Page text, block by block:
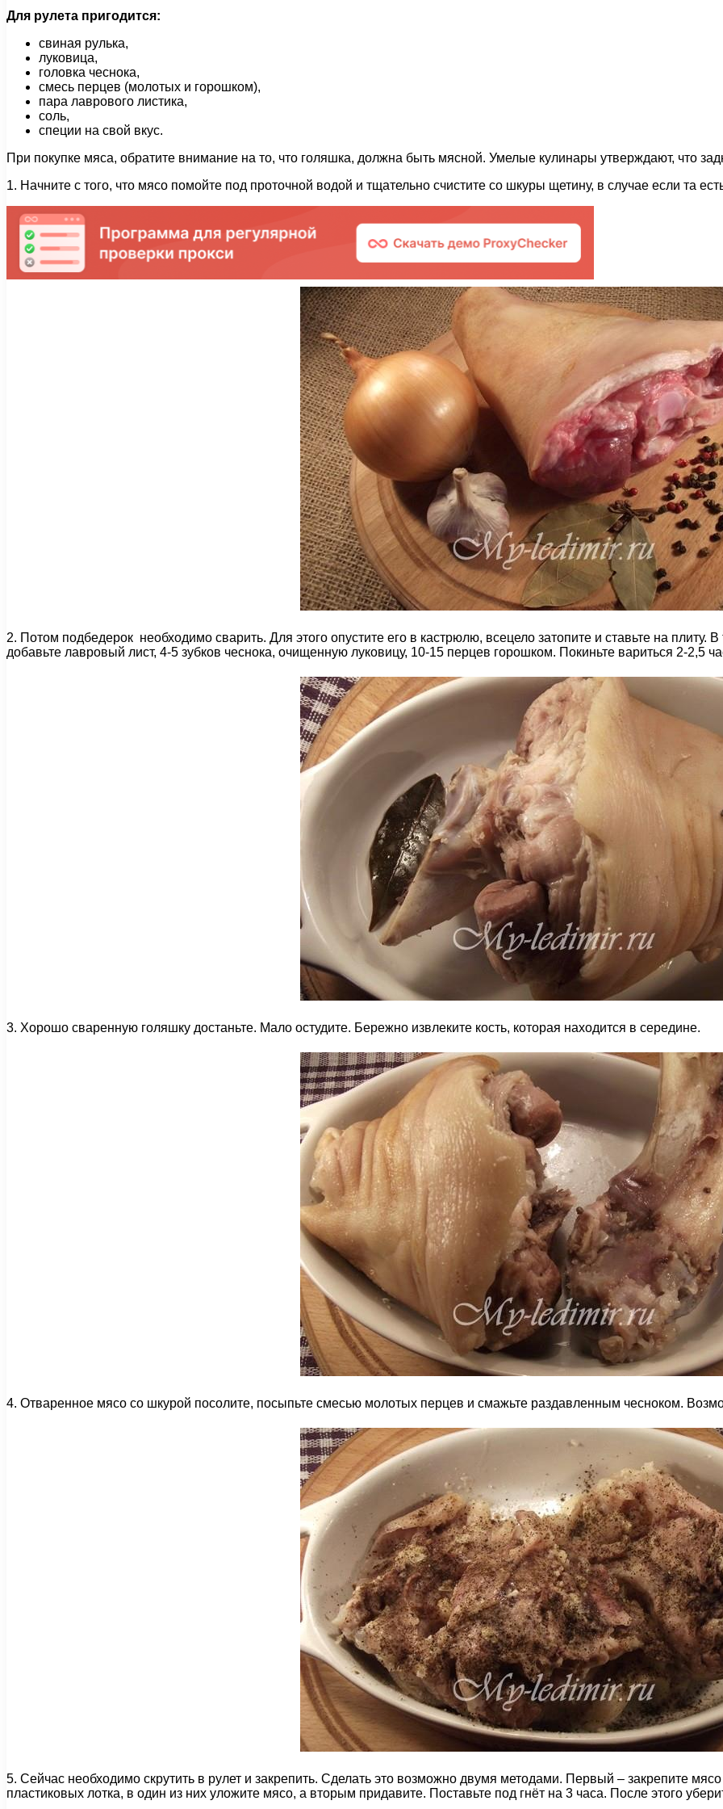
Для рулета пригодится:
свиная рулька,
луковица,
головка чеснока,
смесь перцев (молотых и горошком),
пара лаврового листика,
соль,
специи на свой вкус.
При покупке мяса, обратите внимание на то, что голяшка, должна быть мясной. Умелые кулинары утверждают, что
1. Начните с того, что мясо помойте под проточной водой и тщательно счистите со шкуры щетину, в случае если та
2. Потом подбедерок необходимо сварить. Для этого опустите его в кастрюлю, всецело затопите и ставьте на плиту.
добавьте лавровый лист, 4-5 зубков чеснока, очищенную луковицу, 10-15 перцев горошком. Покиньте вариться 2-2,5
3. Хорошо сваренную голяшку достаньте. Мало остудите. Бережно извлеките кость, которая находится в середине.
4. Отваренное мясо со шкурой посолите, посыпьте смесью молотых перцев и смажьте раздавленным чесноком.
5. Сейчас необходимо скрутить в рулет и закрепить. Сделать это возможно двумя методами. Первый – закрепите
пластиковых лотка, в один из них уложите мясо, а вторым придавите. Поставьте под гнёт на 3 часа. После этого